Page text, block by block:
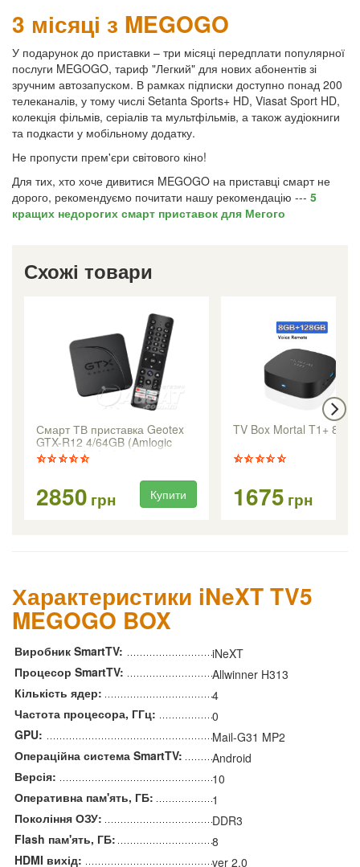
3 місяці з MEGOGO
У подарунок до приставки – три місяці передплати популярної
послуги MEGOGO, тариф "Легкий" для нових абонентів зі
зручним автозапуском. В рамках підписки доступно понад 200
телеканалів, у тому числі Setanta Sports+ HD, Viasat Sport HD,
колекція фільмів, серіалів та мультфільмів, а також аудіокниги
та подкасти у мобільному додатку.
Не пропусти прем'єри світового кіно!
Для тих, хто хоче дивитися MEGOGO на приставці смарт не
дорого, рекомендуємо почитати нашу рекомендацію --- 5
кращих недорогих смарт приставок для Мегого
Схожі товари
Смарт ТВ приставка Geotex
GTX-R12 4/64GB (Amlogic
S905X5M / Android 14)
2850 грн Купити
TV Box Mortal T1+ 8/
1675 грн
Характеристики iNeXT TV5
MEGOGO BOX
Виробник SmartTV:
iNeXT
Процесор SmartTV:
Allwinner H313
Кількість ядер:
4
Частота процесора, ГГц:
0
GPU:
Mail-G31 MP2
Операційна система SmartTV:
Android
Версія:
10
Оперативна пам'ять, ГБ:
1
Покоління ОЗУ:
DDR3
Flash пам'ять, ГБ:
8
HDMI вихід:
ver 2.0